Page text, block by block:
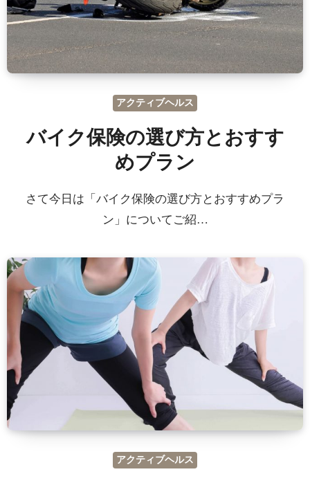
アクティブヘルス
バイク保険の選び方とおすす
めプラン
さて今日は「バイク保険の選び方とおすすめプラ
ン」についてご紹…
アクティブヘルス